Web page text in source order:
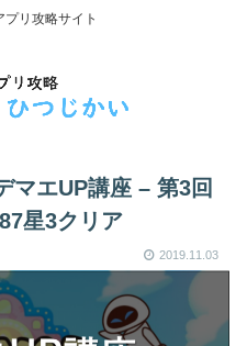
プリ攻略サイト
マエUP講座 – 第3回
星3クリア
2019.11.03